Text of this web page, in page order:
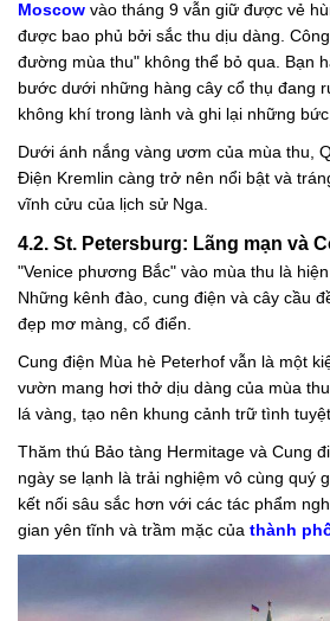
Moscow vào tháng 9 vẫn giữ được vẻ
được bao phủ bởi sắc thu dịu dàng.
đường mùa thu" không thể bỏ qua. Bạn
bước dưới những hàng cây cổ thụ đang
không khí trong lành và ghi lại những
Dưới ánh nắng vàng ươm của mùa thu,
Điện Kremlin càng trở nên nổi bật và
vĩnh cửu của lịch sử Nga.
4.2. St. Petersburg: Lãng mạn và
"Venice phương Bắc" vào mùa thu là
Những kênh đào, cung điện và cây cầu
đẹp mơ màng, cổ điển.
Cung điện Mùa hè Peterhof vẫn là một
vườn mang hơi thở dịu dàng của mùa
lá vàng, tạo nên khung cảnh trữ tình
Thăm thú Bảo tàng Hermitage và Cung
ngày se lạnh là trải nghiệm vô cùng quý
kết nối sâu sắc hơn với các tác phẩm
gian yên tĩnh và trầm mặc của thành